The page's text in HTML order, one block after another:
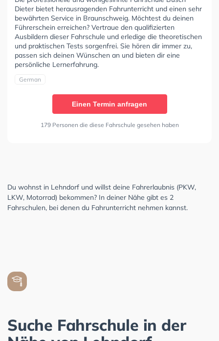
Dieter bietet herausragenden Fahrunterricht und einen sehr
bewährten Service in Braunschweig. Möchtest du deinen
Führerschein erreichen? Vertraue den qualifizierten
Ausbildern dieser Fahrschule und erledige die theoretischen
und praktischen Tests sorgenfrei. Sie hören dir immer zu,
passen sich deinen Wünschen an und bieten dir eine
persönliche Lernerfahrung.
German
Einen Termin anfragen
179 Personen die diese Fahrschule gesehen haben
Du wohnst in Lehndorf und willst deine Fahrerlaubnis (PKW,
LKW, Motorrad) bekommen? In deiner Nähe gibt es 2
Fahrschulen, bei denen du Fahrunterricht nehmen kannst.
Suche Fahrschule in der